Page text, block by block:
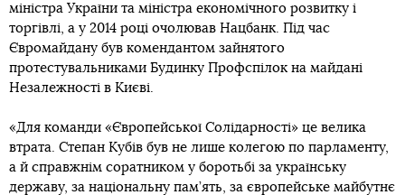
міністра України та міністра економічного розвитку і
торгівлі, а у 2014 році очолював Нацбанк. Під час
Євромайдану був комендантом зайнятого
протестувальниками Будинку Профспілок на майдані
Незалежності в Києві.
«Для команди «Європейської Солідарності» це велика
втрата. Степан Кубів був не лише колегою по парламенту,
а й справжнім соратником у боротьбі за українську
державу, за національну пам’ять, за європейське майбутнє